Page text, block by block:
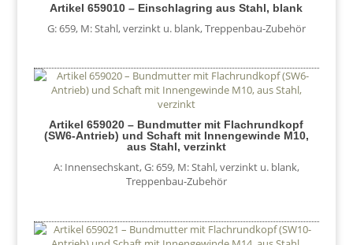
Artikel 659010 – Einschlagring aus Stahl, blank
G: 659, M: Stahl, verzinkt u. blank,Treppenbau-Zubehör
Artikel 659020 – Bundmutter mit Flachrundkopf
(SW6-Antrieb) und Schaft mit Innengewinde M10,
aus Stahl, verzinkt
A: Innensechskant,G: 659, M: Stahl, verzinkt u. blank,
Treppenbau-Zubehör